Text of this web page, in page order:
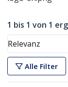
1 bis 1 von 1
Relevanz
Alle Filter